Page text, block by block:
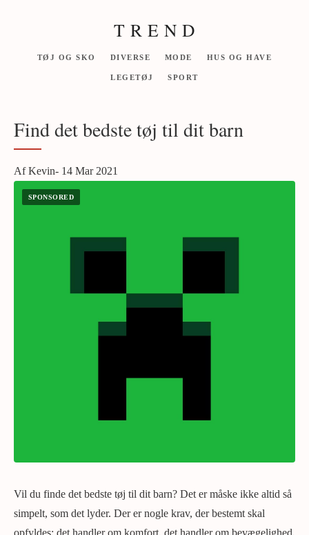
T R E N D
TØJ OG SKO DIVERSE MODE HUS OG HAVE
LEGETØJ SPORT
Find det bedste tøj til dit barn
Af Kevin- 14 Mar 2021
Vil du finde det bedste tøj til dit barn? Det er måske ikke altid så
simpelt, som det lyder. Der er nogle krav, der bestemt skal
opfyldes; det handler om komfort, det handler om bevægelighed,